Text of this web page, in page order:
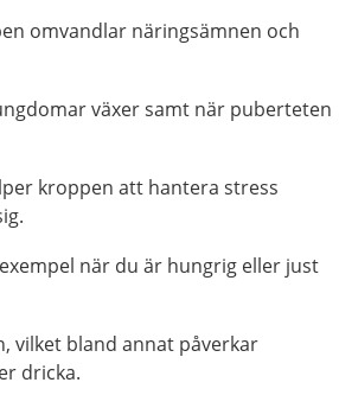
omvandlar näringsämnen och
växer samt när puberteten
kroppen att hantera stress
när du är hungrig eller just
vilket bland annat påverkar
dricka.